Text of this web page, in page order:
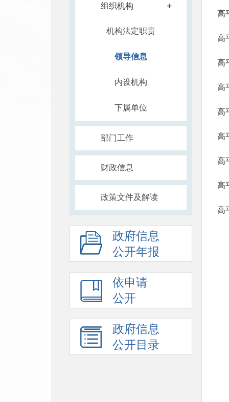
组织机构 +
机构法定职责
领导信息
内设机构
下属单位
部门工作
财政信息
政策文件及解读
政府信息
公开年报
依申请
公开
政府信息
公开目录
高
高
高
高
高
高
高
高
高